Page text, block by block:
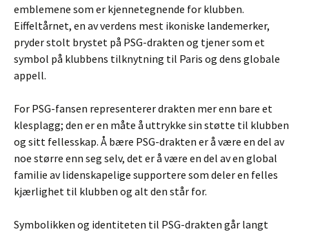
emblemene som er kjennetegnende for klubben.
Eiffeltårnet, en av verdens mest ikoniske landemerker,
pryder stolt brystet på PSG-drakten og tjener som et
symbol på klubbens tilknytning til Paris og dens globale
appell.
For PSG-fansen representerer drakten mer enn bare et
klesplagg; den er en måte å uttrykke sin støtte til klubben
og sitt fellesskap. Å bære PSG-drakten er å være en del av
noe større enn seg selv, det er å være en del av en global
familie av lidenskapelige supportere som deler en felles
kjærlighet til klubben og alt den står for.
Symbolikken og identiteten til PSG-drakten går langt